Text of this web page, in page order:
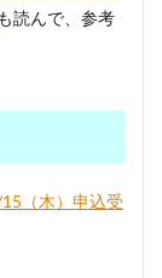
も読んで、参考
（木）申込受